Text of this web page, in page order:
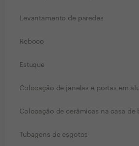
Levantamento de paredes
Reboco
Estuque
Colocação de janelas e portas em
Colocação de cerâmicas na casa de
Tubagens de esgotos